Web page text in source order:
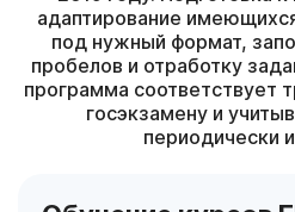
адаптирование
под нужный формат,
пробелов и отработку
программа соответствует
госэкзамену и
периодически